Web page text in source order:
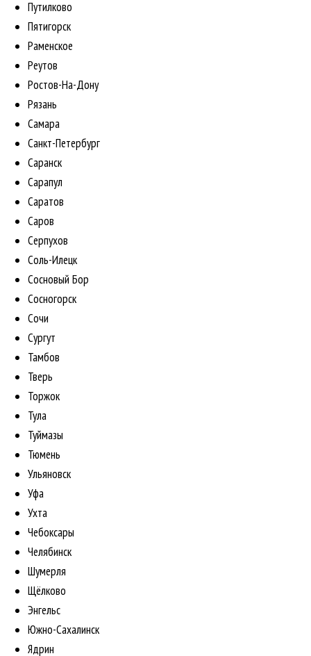
Путилково
Пятигорск
Раменское
Реутов
Ростов-На-Дону
Рязань
Самара
Санкт-Петербург
Саранск
Сарапул
Саратов
Саров
Серпухов
Соль-Илецк
Сосновый Бор
Сосногорск
Сочи
Сургут
Тамбов
Тверь
Торжок
Тула
Туймазы
Тюмень
Ульяновск
Уфа
Ухта
Чебоксары
Челябинск
Шумерля
Щёлково
Энгельс
Южно-Сахалинск
Ядрин